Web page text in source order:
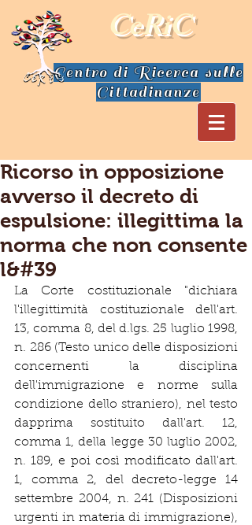
CeRiC
Centro di Ricerca sulle
Cittadinanze
Ricorso in opposizione
avverso il decreto di
espulsione: illegittima la
norma che non consente
l&#39
La Corte costituzionale "dichiara
l'illegittimità costituzionale dell'art.
13, comma 8, del d.lgs. 25 luglio 1998,
n. 286 (Testo unico delle disposizioni
concernenti la disciplina
dell'immigrazione e norme sulla
condizione dello straniero), nel testo
dapprima sostituito dall'art. 12,
comma 1, della legge 30 luglio 2002,
n. 189, e poi così modificato dall'art.
1, comma 2, del decreto-legge 14
settembre 2004, n. 241 (Disposizioni
urgenti in materia di immigrazione),